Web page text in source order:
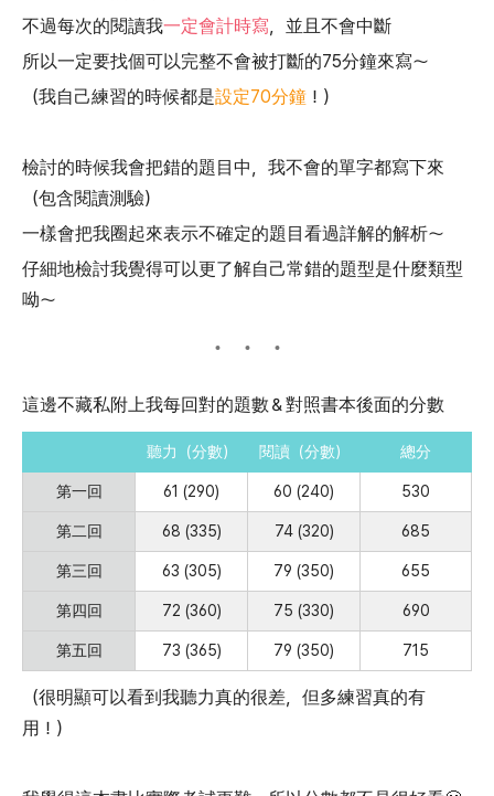
不過每次的閱讀我一定會計時寫，並且不會中斷
所以一定要找個可以完整不會被打斷的75分鐘來寫～
（我自己練習的時候都是設定70分鐘 ！）
檢討的時候我會把錯的題目中，我不會的單字都寫下來
（包含閱讀測驗）
一樣會把我圈起來表示不確定的題目看過詳解的解析～
仔細地檢討我覺得可以更了解自己常錯的題型是什麼類型
呦～
這邊不藏私附上我每回對的題數＆對照書本後面的分數
聽力（分數） 閱讀（分數） 總分
第一回 61 (290) 60 (240) 530
第二回 68 (335) 74 (320) 685
第三回 63 (305) 79 (350) 655
第四回 72 (360) 75 (330) 690
第五回 73 (365) 79 (350) 715
（很明顯可以看到我聽力真的很差，但多練習真的有
用！）